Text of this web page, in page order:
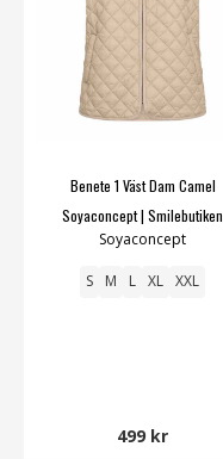
Benete 1 Väst Dam Camel
Soyaconcept | Smilebutiken
Soyaconcept
S M L XL XXL
499 kr